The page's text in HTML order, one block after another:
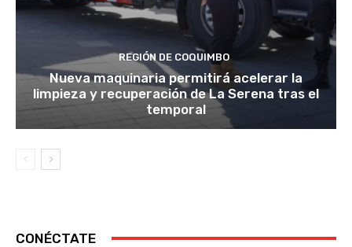
REGIÓN DE COQUIMBO
Nueva maquinaria permitirá acelerar la
limpieza y recuperación de La Serena tras el
temporal
CONÉCTATE